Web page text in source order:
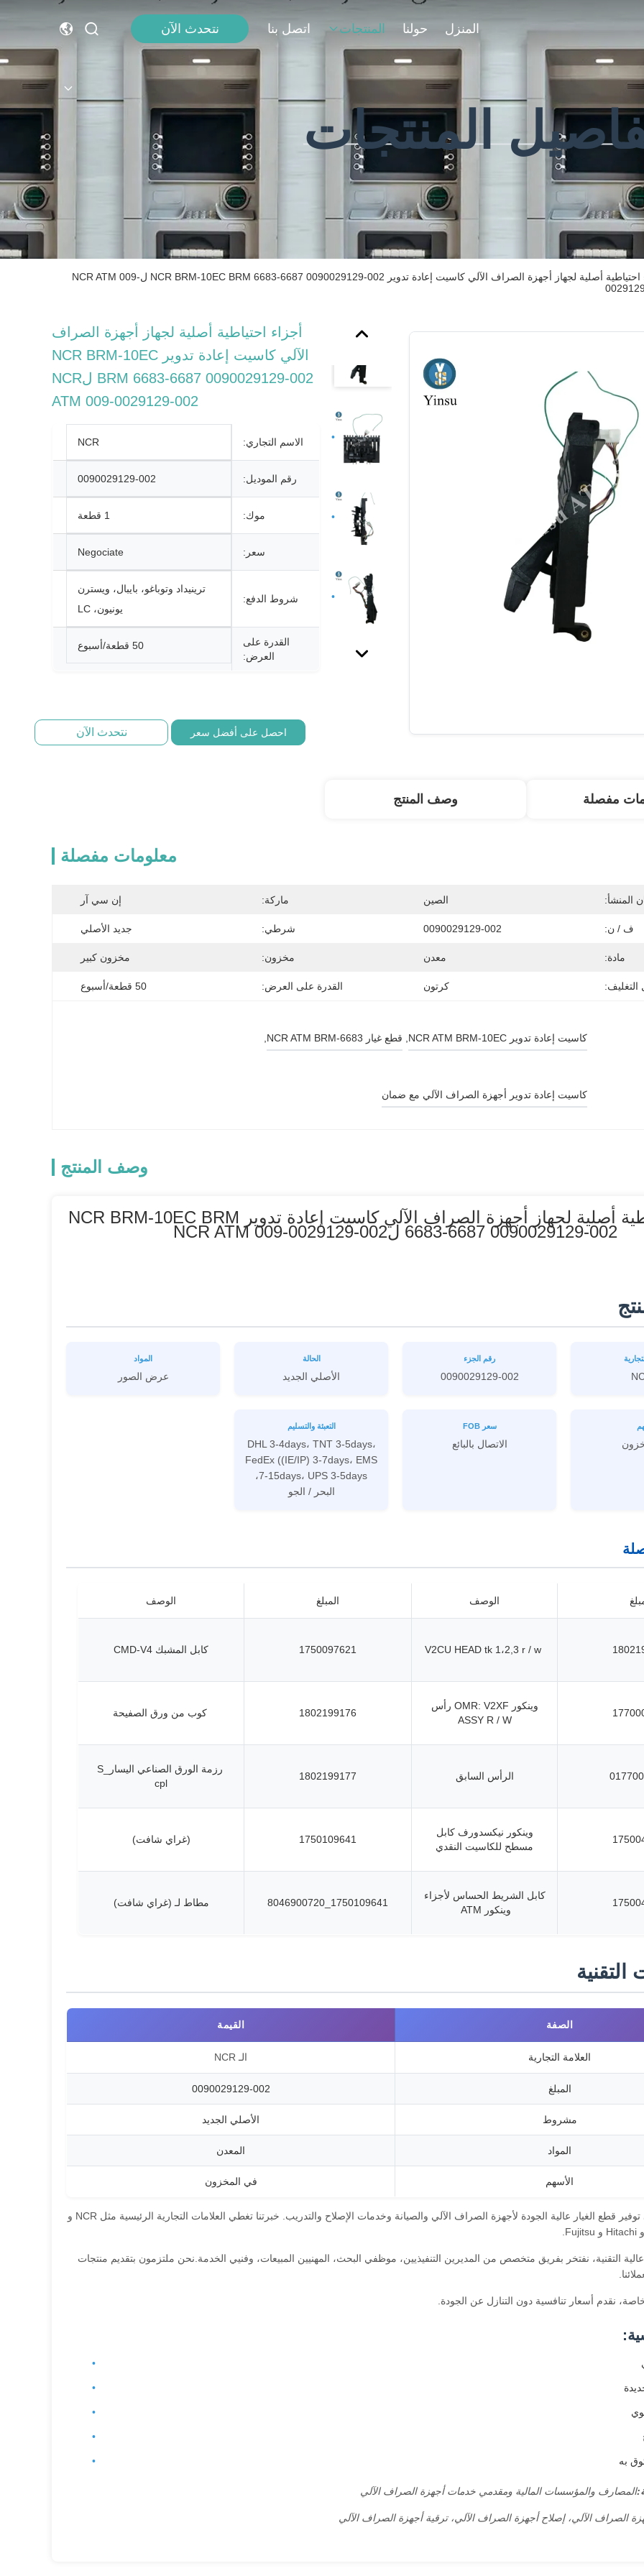
المنزل حولنا المنتجات اتصل بنا نتحدث الآن
المنتجات
أجزاء احتياطية أصلية لجهاز أجهزة الصراف الآلي كاسيت إعادة تدوير NCR BRM-10EC BRM 6683-6687 0090029129-002 لNCR ATM 009-
أجزاء احتياطية أصلية لجهاز أجهزة الصراف
الآلي كاسيت إعادة تدوير NCR BRM-10EC
BRM 6683-6687 0090029129-002 لNCR
ATM 009-0029129-002
الاسم التجاري: NCR
رقم الموديل: 0090029129-002
موك: 1 قطعة
سعر: Negociate
شروط الدفع:
ترينيداد وتوباغو، بايبال، ويسترن
يونيون، LC
القدرة على
العرض:
50 قطعة/أسبوع
احصل على أفضل سعر نتحدث الآن
مفصلة وصف المنتج
معلومات مفصلة
المنشأ: الصين ماركة: إن سي آر
ف / ن: 0090029129-002 شرطي: جديد الأصلي
مادة: معدن مخزون: مخزون كبير
التغليف: كرتون القدرة على العرض: 50 قطعة/أسبوع
كاسيت إعادة تدوير NCR ATM BRM-10EC قطع غيار NCR ATM BRM-6683
كاسيت إعادة تدوير أجهزة الصراف الآلي مع ضمان
وصف المنتج
أجزاء احتياطية أصلية لجهاز أجهزة الصراف الآلي كاسيت إعادة تدوير NCR BRM-10EC BRM
6683-6687 0090029129-002 لNCR ATM 009-0029129-002
رقم الجزء
0090029129-002
الحالة
الأصلي الجديد
المواد
عرض الصور
سعر FOB
الاتصال بالبائع
التعبئة والتسليم
DHL 3-4days، TNT 3-5days،
FedEx ((IE/IP) 3-7days، EMS
7-15days، UPS 3-5days،
البحر / الجو
الوصف المبلغ الوصف
V2CU HEAD tk 1،2,3 r / w 1750097621 كابل المشبك CMD-V4
وينكور OMR: V2XF رأس
ASSY R / W
1802199176 كوب من ورق الصفيحة
الرأس السابق 1802199177
رزمة الورق الصناعي اليسار_S
cpl
وينكور نيكسدورف كابل
مسطح للكاسيت النقدي
1750109641 (غراي شافت)
كابل الشريط الحساس لأجزاء
وينكور ATM
1750109641_8046900720 مطاط لـ (غراي شافت)
التقنية
الصفة القيمة
العلامة التجارية الـ NCR
المبلغ 0090029129-002
مشروط الأصلي الجديد
المواد المعدن
الأسهم في المخزون
نحن متخصصون في توفير قطع الغيار عالية الجودة لأجهزة الصراف الآلي والصيانة وخدمات الإصلاح والتدريب. خبرتنا تغطي العلامات التجارية الرئيسية مثل NCR و
التقنية، نفتخر بفريق متخصص من المديرين التنفيذيين، موظفي البحث، المهنيين المبيعات، وفنيي الخدمة.نحن ملتزمون بتقديم منتجات
نقدم أسعار تنافسية دون التنازل عن الجودة.
به
المصارف والمؤسسات المالية ومقدمي خدمات أجهزة الصراف الآلي
الصراف الآلي، إصلاح أجهزة الصراف الآلي، ترقية أجهزة الصراف الآلي